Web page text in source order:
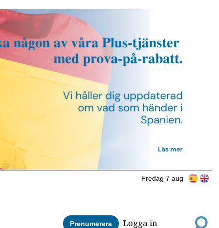
Fredag 7 aug
Prenumerera Logga in